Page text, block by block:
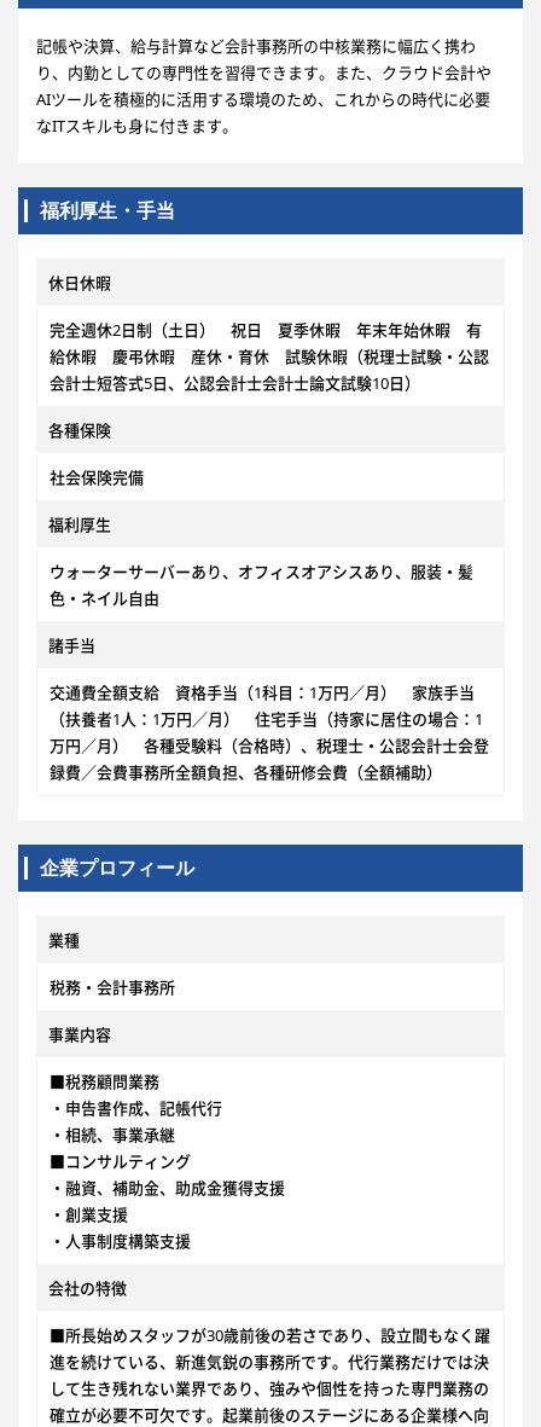
記帳や決算、給与計算など会計事務所の中核業務に幅広く携わ
り、内勤としての専門性を習得できます。また、クラウド会計や
AIツールを積極的に活用する環境のため、これからの時代に必要
なITスキルも身に付きます。
福利厚生・手当
休日休暇
完全週休2日制（土日） 祝日 夏季休暇 年末年始休暇 有
給休暇 慶弔休暇 産休・育休 試験休暇（税理士試験・公認
会計士短答式5日、公認会計士会計士論文試験10日）
各種保険
社会保険完備
福利厚生
ウォーターサーバーあり、オフィスオアシスあり、服装・髪
色・ネイル自由
諸手当
交通費全額支給 資格手当（1科目：1万円／月） 家族手当
（扶養者1人：1万円／月） 住宅手当（持家に居住の場合：1
万円／月） 各種受験料（合格時）、税理士・公認会計士会登
録費／会費事務所全額負担、各種研修会費（全額補助）
企業プロフィール
業種
税務・会計事務所
事業内容
■税務顧問業務
・申告書作成、記帳代行
・相続、事業承継
■コンサルティング
・融資、補助金、助成金獲得支援
・創業支援
・人事制度構築支援
会社の特徴
■所長始めスタッフが30歳前後の若さであり、設立間もなく躍
進を続けている、新進気鋭の事務所です。代行業務だけでは決
して生き残れない業界であり、強みや個性を持った専門業務の
確立が必要不可欠です。起業前後のステージにある企業様へ向